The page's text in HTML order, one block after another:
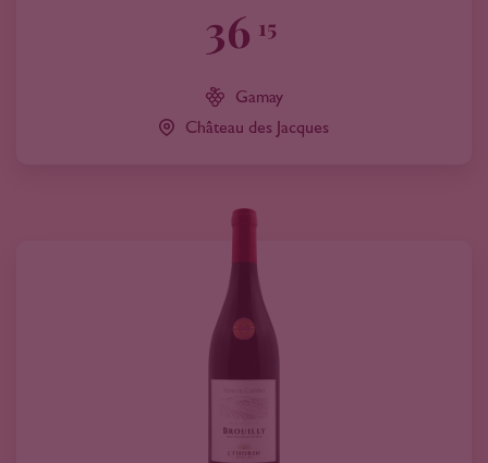
36 15
Gamay
Château des Jacques